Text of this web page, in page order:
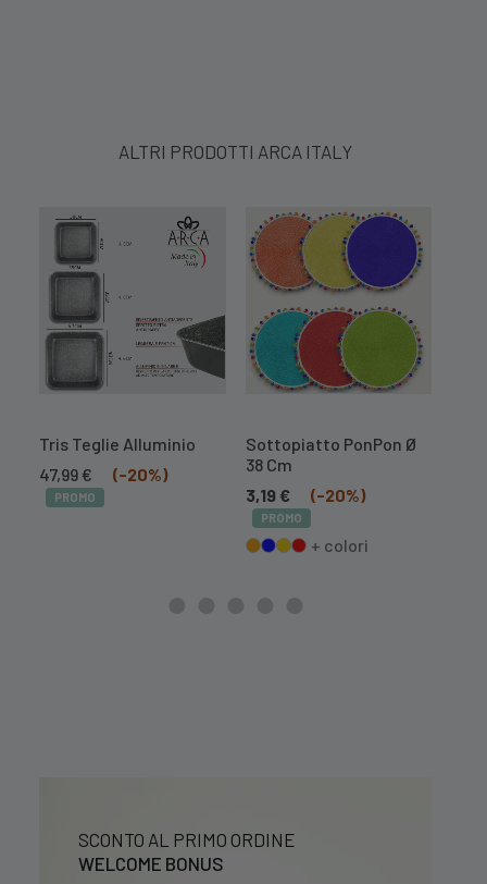
ALTRI PRODOTTI ARCA ITALY
Tris Teglie Alluminio
Il
prezzo
originale
47,99€
prezzo
(-20%)
PROMO
Sottopiatto PonPon Ø
38 Cm
3,19 € (-20%)
PROMO
+ colori
SCONTO AL PRIMO ORDINE
WELCOME BONUS